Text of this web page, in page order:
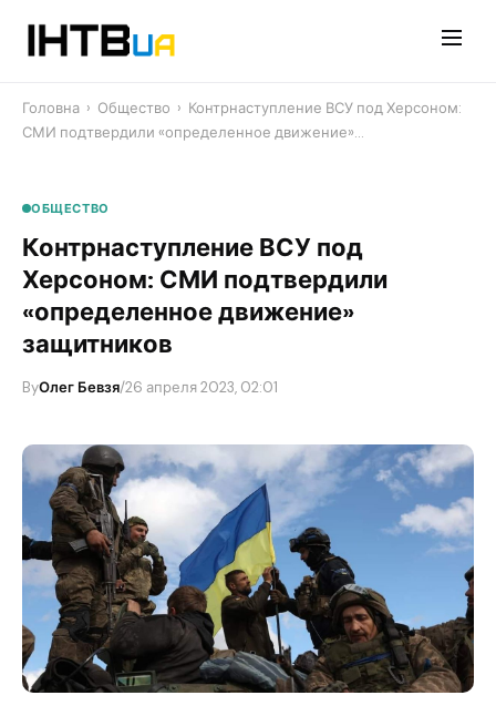
Головна › Общество › Контрнаступление ВСУ под Херсоном:
СМИ подтвердили «определенное движение»…
ОБЩЕСТВО
Контрнаступление ВСУ под
Херсоном: СМИ подтвердили
«определенное движение»
защитников
ByОлег Бевзя/26 апреля 2023, 02:01